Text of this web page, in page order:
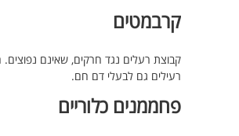
קרבמטים
קבוצת רעלים נגד חרקים, שאינם
רעילים גם לבעלי דם חם.
פחממנים כלוריים